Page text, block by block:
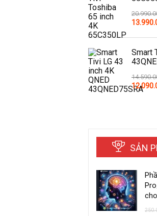
Original
was:
Smart
Original
price
SẢN